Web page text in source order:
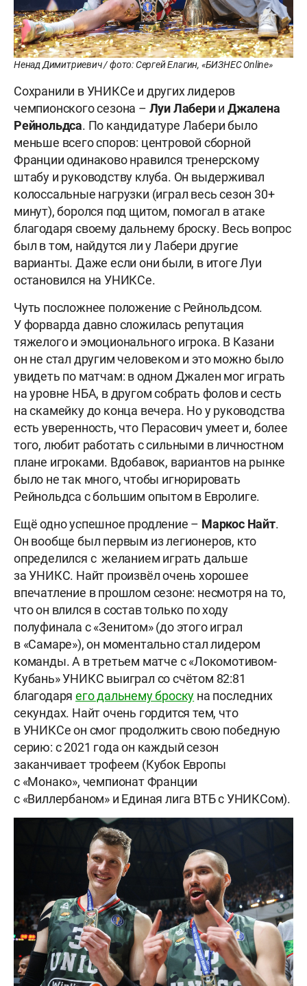
Ненад Димитриевич / фото: Сергей Елагин, «БИЗНЕС Online»
Сохранили в УНИКСе и других лидеров
чемпионского сезона – ЛуиЛаберииДжалена
Рейнольдса. По кандидатуре Лабери было
меньше всего споров: центровой сборной
Франции одинаково нравился тренерскому
штабу и руководству клуба. Он выдерживал
колоссальные нагрузки (играл весь сезон 30+
минут), боролся под щитом, помогал в атаке
благодаря своему дальнему броску. Весь вопрос
был в том, найдутся ли у Лабери другие
варианты. Даже если они были, в итоге Луи
остановился на УНИКСе.
Чуть посложнее положение с Рейнольдсом.
У форварда давно сложилась репутация
тяжелого и эмоционального игрока. В Казани
он не стал другим человеком и это можно было
увидеть по матчам: в одном Джален мог играть
на уровне НБА, в другом собрать фолов и сесть
на скамейку до конца вечера. Но у руководства
есть уверенность, что Перасович умеет и, более
того, любит работать с сильными в личностном
плане игроками. Вдобавок, вариантов на рынке
было не так много, чтобы игнорировать
Рейнольдса с большим опытом в Евролиге.
Ещё одно успешное продление – Маркос Найт.
Он вообще был первым из легионеров, кто
определился с желанием играть дальше
за УНИКС. Найт произвёл очень хорошее
впечатление в прошлом сезоне: несмотря на то,
что он влился в состав только по ходу
полуфинала с «Зенитом» (до этого играл
в «Самаре»), он моментально стал лидером
команды. А в третьем матче с «Локомотивом-
Кубань» УНИКС выиграл со счётом 82:81
благодаряего дальнему броску на последних
секундах. Найт очень гордится тем, что
в УНИКСе он смог продолжить свою победную
серию: с 2021 года он каждый сезон
заканчивает трофеем (Кубок Европы
с «Монако», чемпионат Франции
с «Виллербаном» и Единая лига ВТБ с УНИКСом).